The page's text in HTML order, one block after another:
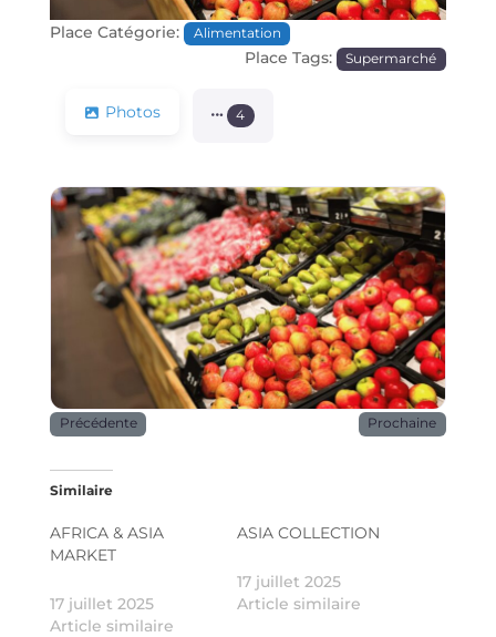
Place Catégorie: Alimentation
Place Tags: Supermarché
Photos 4
Précédente Prochaine
Similaire
AFRICA & ASIA
MARKET
17 juillet 2025
Article similaire
ASIA COLLECTION
17 juillet 2025
Article similaire